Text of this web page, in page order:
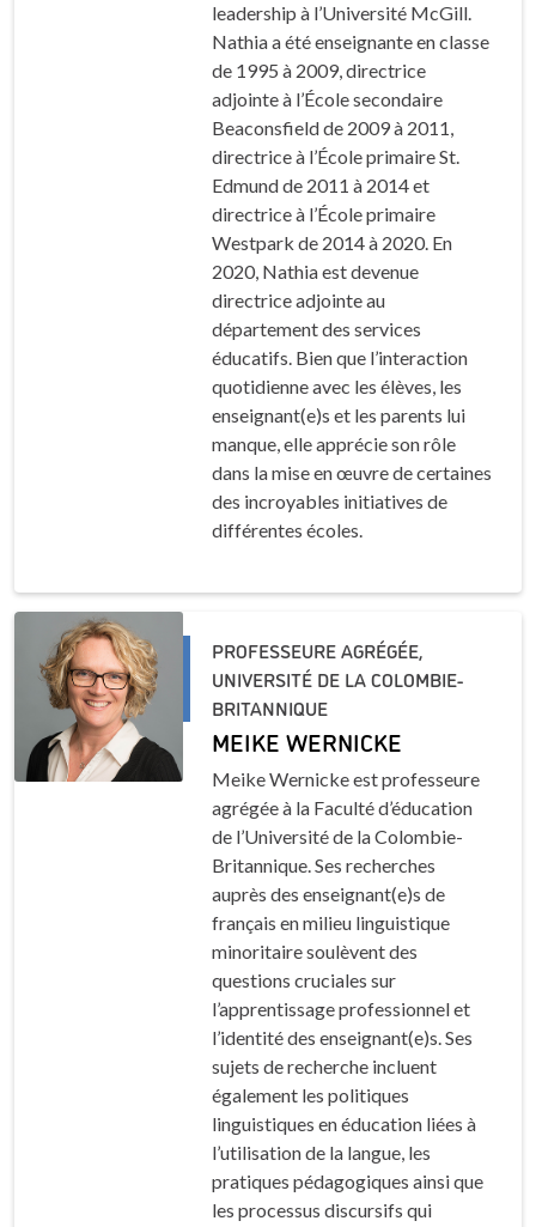
leadership à l’Université McGill.
Nathia a été enseignante en classe
de 1995 à 2009, directrice
adjointe à l’École secondaire
Beaconsfield de 2009 à 2011,
directrice à l’École primaire St.
Edmund de 2011 à 2014 et
directrice à l’École primaire
Westpark de 2014 à 2020. En
2020, Nathia est devenue
directrice adjointe au
département des services
éducatifs. Bien que l’interaction
quotidienne avec les élèves, les
enseignant(e)s et les parents lui
manque, elle apprécie son rôle
dans la mise en œuvre de certaines
des incroyables initiatives de
différentes écoles.
PROFESSEURE AGRÉGÉE,
UNIVERSITÉ DE LA COLOMBIE-
BRITANNIQUE
MEIKE WERNICKE
Meike Wernicke est professeure
agrégée à la Faculté d’éducation
de l’Université de la Colombie-
Britannique. Ses recherches
auprès des enseignant(e)s de
français en milieu linguistique
minoritaire soulèvent des
questions cruciales sur
l’apprentissage professionnel et
l’identité des enseignant(e)s. Ses
sujets de recherche incluent
également les politiques
linguistiques en éducation liées à
l’utilisation de la langue, les
pratiques pédagogiques ainsi que
les processus discursifs qui